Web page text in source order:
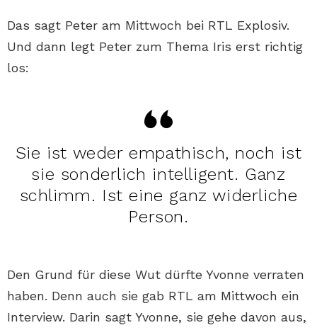
Das sagt Peter am Mittwoch bei RTL Explosiv.
Und dann legt Peter zum Thema Iris erst richtig
los:
Sie ist weder empathisch, noch ist
sie sonderlich intelligent. Ganz
schlimm. Ist eine ganz widerliche
Person.
Den Grund für diese Wut dürfte Yvonne verraten
haben. Denn auch sie gab RTL am Mittwoch ein
Interview. Darin sagt Yvonne, sie gehe davon aus,